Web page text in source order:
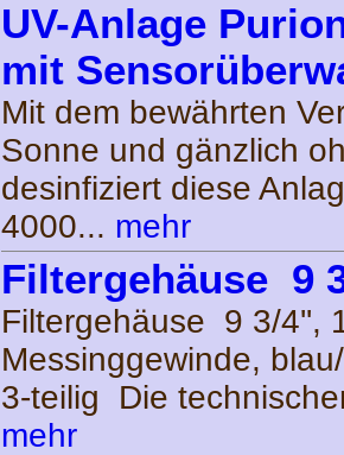
UV-Anlage
mit
Mit dem bewährten
Sonne und gänzlich
desinfiziert diese
4000... mehr
Filtergehäuse 9
Filtergehäuse 9 3/4'',
Messinggewinde,
3-teilig Die
mehr